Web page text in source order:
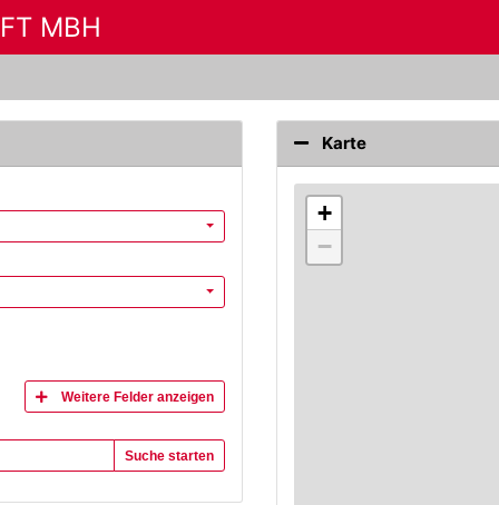
MBH
Weitere Felder anzeigen
Suche starten
Karte
+
−